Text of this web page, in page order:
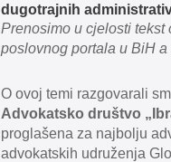
dugotrajnih
Prenosimo u cjelosti
poslovnog portala u BiH
O ovoj temi razgovarali
Advokatsko društvo
proglašena za najbolju
advokatskih udruženja